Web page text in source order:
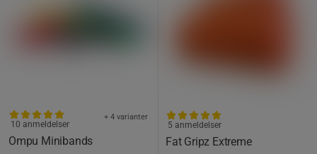
Ompu Minibands
+ 4 varianter
10 anmeldelser
Fat Gripz Extreme
5 anmeldelser